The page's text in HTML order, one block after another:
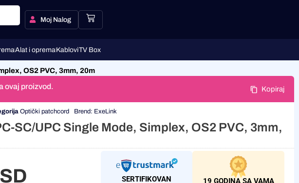
Moj Nalog
Alat i opremaKabloviTV Box
OS2 PVC, 3mm, 20m
ovaj proizvod. Kopiraj
Optički patchcord Brend: ExeLink
SC/UPC Single Mode, Simplex, OS2 PVC, 3mm,
SERTIFIKOVAN
19 GODINA SA VAMA